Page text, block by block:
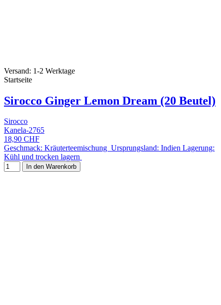
Versand: 1-2 Werktage
Startseite
Sirocco Ginger Lemon Dream (20 Beutel)
Sirocco
Kanela-2765
18,90 CHF
Geschmack: Kräuterteemischung Ursprungsland: Indien Lagerung:
Kühl und trocken lagern
In den Warenkorb